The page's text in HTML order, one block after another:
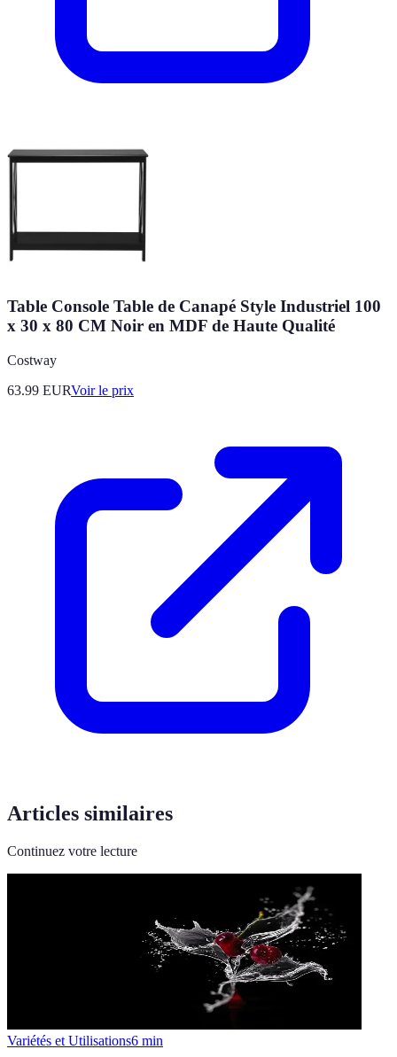
Table Console Table de Canapé Style Industriel 100
x 30 x 80 CM Noir en MDF de Haute Qualité
Costway
63.99 EURVoir le prix
Articles similaires
Continuez votre lecture
Variétés et Utilisations6 min